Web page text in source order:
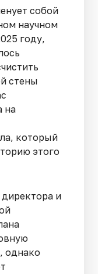
собой
научном
году,
стены
на
который
этого
директора и
однако